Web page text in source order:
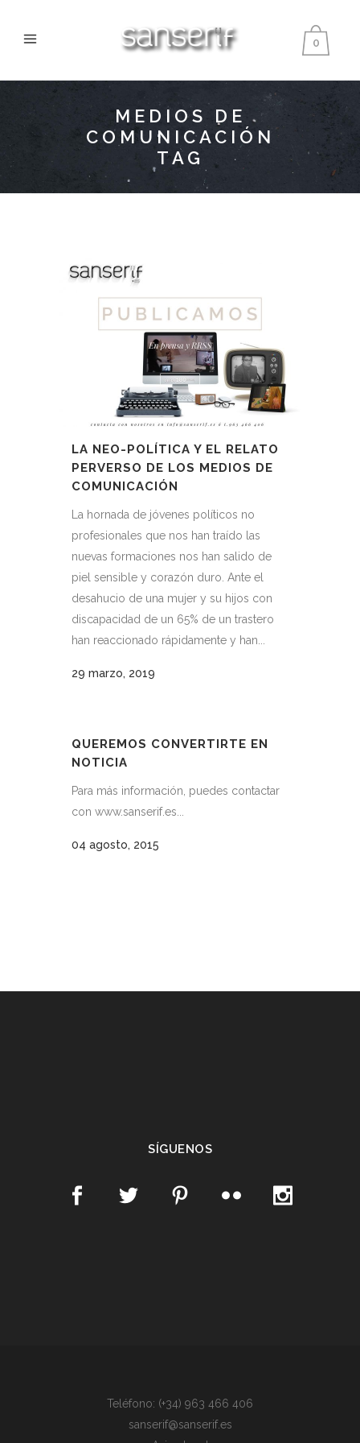
0
MEDIOS DE
COMUNICACIÓN
TAG
LA NEO-POLÍTICA Y EL RELATO
PERVERSO DE LOS MEDIOS DE
COMUNICACIÓN
La hornada de jóvenes políticos no
profesionales que nos han traído las
nuevas formaciones nos han salido de
piel sensible y corazón duro. Ante el
desahucio de una mujer y su hijos con
discapacidad de un 65% de un trastero
han reaccionado rápidamente y han...
29 marzo, 2019
QUEREMOS CONVERTIRTE EN
NOTICIA
Para más información, puedes contactar
con www.sanserif.es...
04 agosto, 2015
SÍGUENOS
Teléfono: (+34) 963 466 406
sanserif@sanserif.es